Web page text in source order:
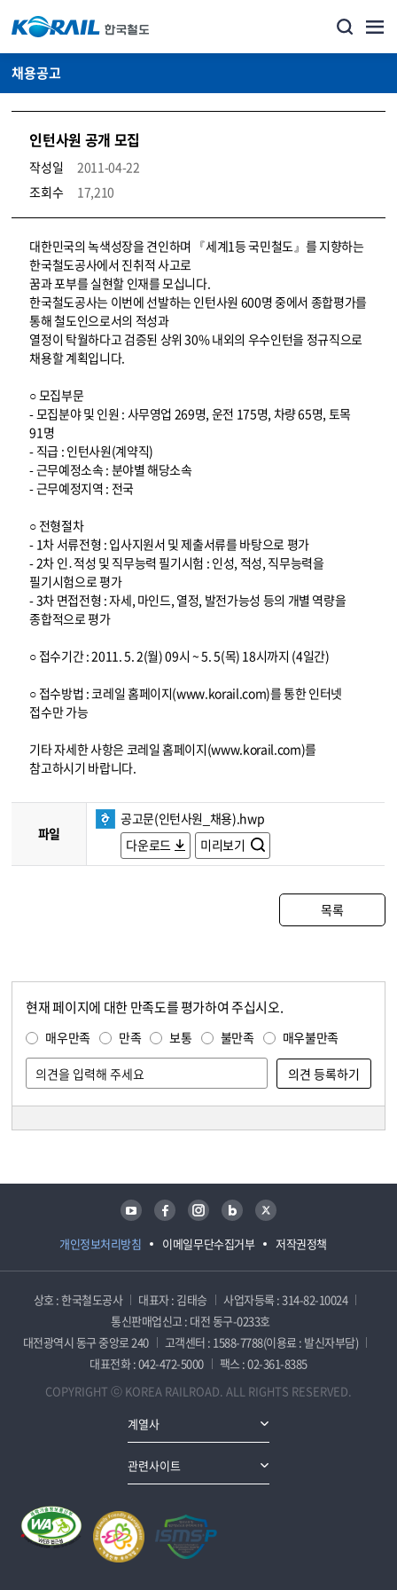
채용공고
인턴사원 공개 모집
작성일
2011-04-22
조회수
17,210
코레일소개_경영공시_채용공고 상세보기 – 내용, 파일, 담당자 연락처로 구성
대한민국의 녹색성장을 견인하며 『세계1등 국민철도』를 지향하는
한국철도공사에서 진취적 사고로
꿈과 포부를 실현할 인재를 모십니다.
한국철도공사는 이번에 선발하는 인턴사원 600명 중에서 종합평가를
통해 철도인으로서의 적성과
열정이 탁월하다고 검증된 상위 30% 내외의 우수인턴을 정규직으로
채용할 계획입니다.
○ 모집부문
- 모집분야 및 인원 : 사무영업 269명, 운전 175명, 차량 65명, 토목
91명
- 직급 : 인턴사원(계약직)
- 근무예정소속 : 분야별 해당소속
- 근무예정지역 : 전국
○ 전형절차
- 1차 서류전형 : 입사지원서 및 제출서류를 바탕으로 평가
- 2차 인․적성 및 직무능력 필기시험 : 인성, 적성, 직무능력을
필기시험으로 평가
- 3차 면접전형 : 자세, 마인드, 열정, 발전가능성 등의 개별 역량을
종합적으로 평가
○ 접수기간 : 2011. 5. 2(월) 09시 ~ 5. 5(목) 18시까지 (4일간)
○ 접수방법 : 코레일 홈페이지(www.korail.com)를 통한 인터넷
접수만 가능
기타 자세한 사항은 코레일 홈페이지(www.korail.com)를
참고하시기 바랍니다.
파일
공고문(인턴사원_채용).hwp
다운로드
미리보기
목록
현재 페이지에 대한 만족도를 평가하여 주십시오.
매우만족 만족 보통 불만족 매우불만족
개인정보처리방침 이메일무단수집거부 저작권정책
유튜브 페이스북 인스타그램 블로그 트위터
상호 : 한국철도공사 대표자 : 김태승
사업자등록 : 314-82-10024
통신판매업신고 : 대전 동구-0233호
대전광역시 동구 중앙로 240
고객센터 : 1588-7788(이용료 : 발신자부담)
대표전화 : 042-472-5000
팩스 : 02-361-8385
COPYRIGHT ⓒ KOREA RAILROAD. ALL RIGHTS RESERVED.
계열사
관련사이트